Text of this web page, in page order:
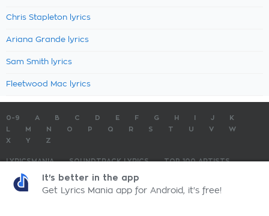
Chris Stapleton lyrics
Ariana Grande lyrics
Sam Smith lyrics
Fleetwood Mac lyrics
0-9 A B C D E F G H J
K
M N O P Q R S T U V
W
X
Y Z
LYRICSMANIA SOUNDTRACK LYRICS
TOP 100 ARTISTS
TOP 100 LYRICS
LyricsMania.com - Copyright © 2026 - All Rights ReservedPrivacy Policy
It's better in the app
Get Lyrics Mania app for Android, it's free!